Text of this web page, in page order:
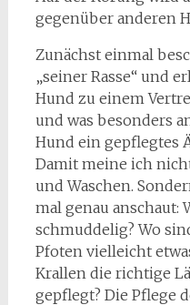
gegenüber anderen
Zunächst einmal
„seiner Rasse“ und
Hund zu einem
und was besonders
Hund ein gepflegtes
Damit meine ich
und Waschen.
mal genau anschaut:
schmuddelig? Wo
Pfoten vielleicht
Krallen die richtige
gepflegt? Die Pflege